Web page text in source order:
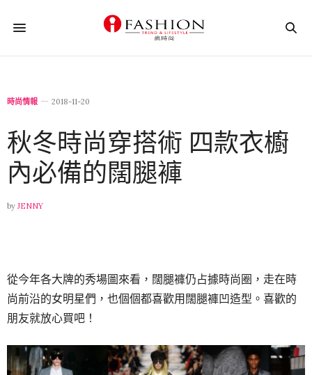
時尚情報 2018-11-20
秋冬時尚穿搭術 四款衣櫥
內必備的闊腿褲
by JENNY
從今年各大牌的秀場圖來看，闊腿褲仍占據時尚圈，走在時
尚前沿的女明星們，也個個都喜歡用闊腿褲凹造型。喜歡的
朋友就放心買吧！